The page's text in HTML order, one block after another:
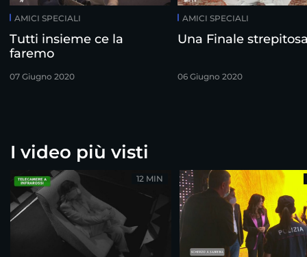
AMICI SPECIALI
Tutti insieme ce la
faremo
07 Giugno 2020
AMICI SPECIALI
Una Finale
06 Giugno 2020
I video più visti
12 MIN